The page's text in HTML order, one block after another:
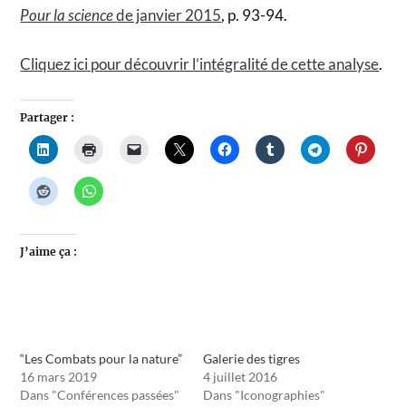
Pour la sciencede janvier 2015, p. 93-94.
Cliquez ici pour découvrir l’intégralité de cette analyse.
Partager :
J’aime ça :
“Les Combats pour la nature”
16 mars 2019
Dans "Conférences passées"
Galerie des tigres
4 juillet 2016
Dans "Iconographies"